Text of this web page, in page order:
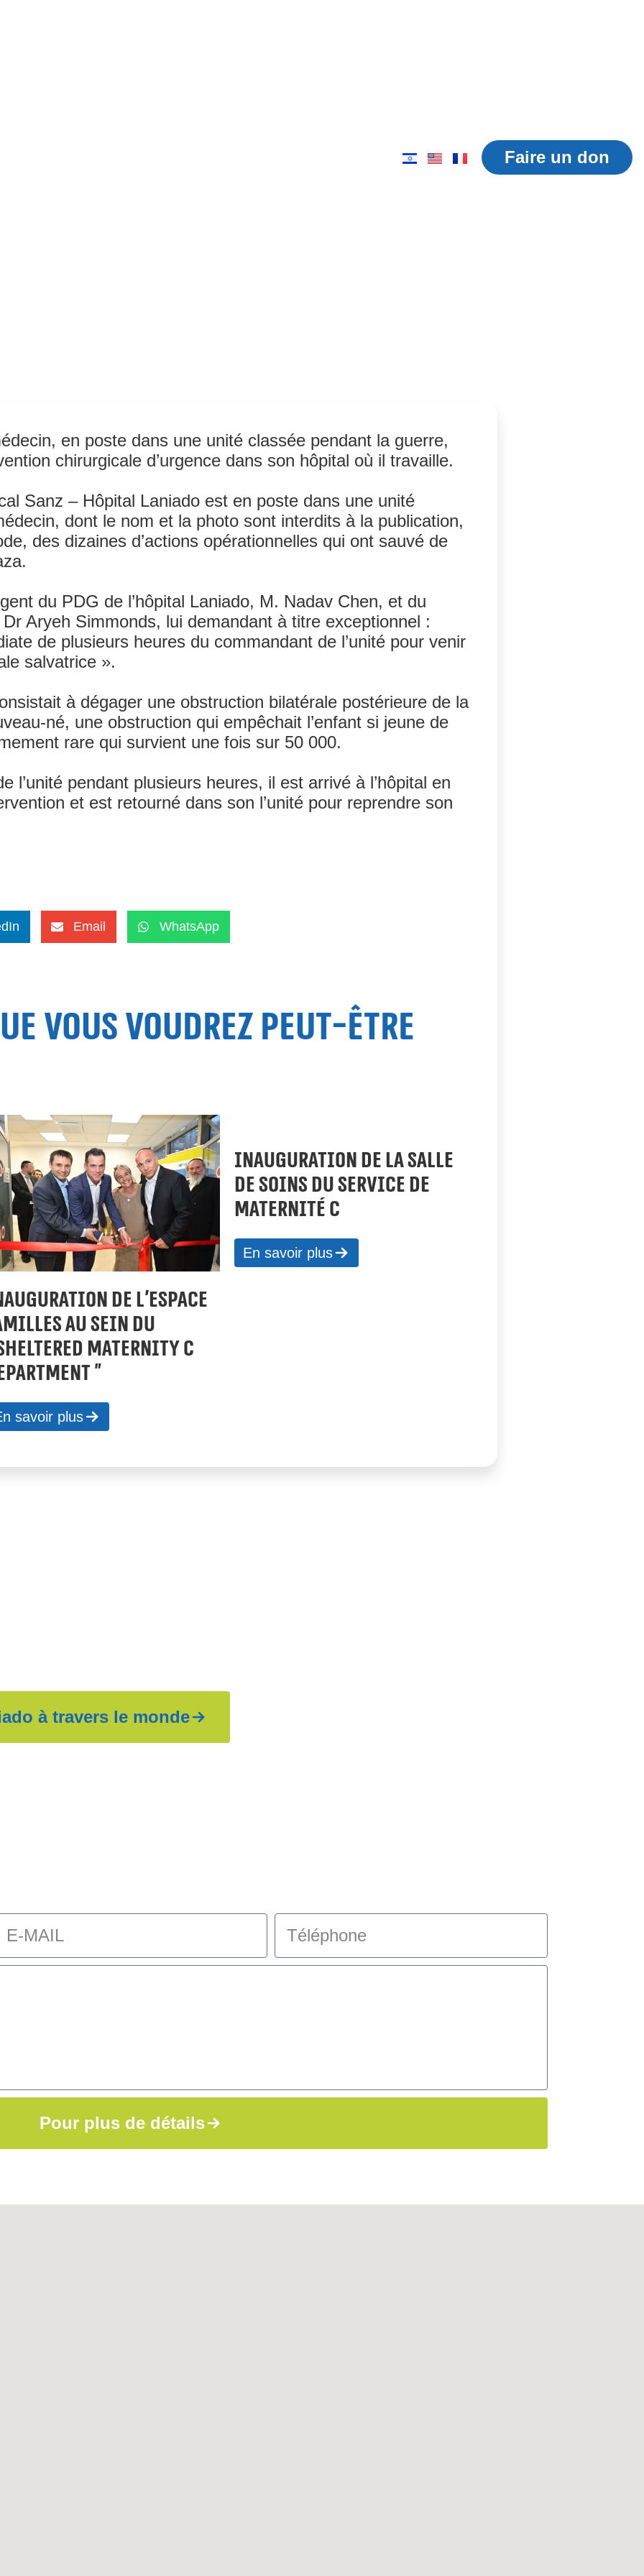
Faire un don
en poste dans une unité classée pendant la guerre,
chirurgicale d’urgence dans son hôpital où il travaille.
Sanz – Hôpital Laniado est en poste dans une unité
dont le nom et la photo sont interdits à la publication,
des dizaines d’actions opérationnelles qui ont sauvé de
du PDG de l’hôpital Laniado, M. Nadav Chen, et du
Aryeh Simmonds, lui demandant à titre exceptionnel :
de plusieurs heures du commandant de l’unité pour venir
salvatrice ».
à dégager une obstruction bilatérale postérieure de la
né, une obstruction qui empêchait l’enfant si jeune de
rare qui survient une fois sur 50 000.
l’unité pendant plusieurs heures, il est arrivé à l’hôpital en
et est retourné dans son l’unité pour reprendre son
Email WhatsApp
vous voudrez peut-être
DE L’ESPACE
AU SEIN DU
MATERNITY C
»
savoir plus
INAUGURATION DE LA SALLE
DE SOINS DU SERVICE DE
MATERNITÉ C
En savoir plus
à travers le monde
Pour plus de détails